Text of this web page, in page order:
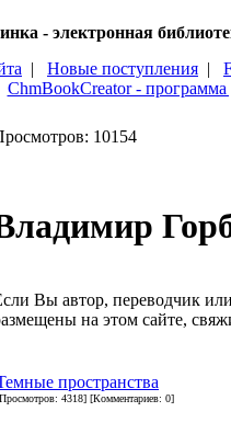
- электронная
| Новые поступления |
ChmBookCreator -
10154
Вы автор, переводчик
на этом сайте,
пространства
4318] [Комментариев: 0]